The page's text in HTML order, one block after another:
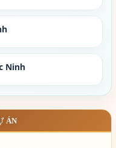
Ninh
ÁN